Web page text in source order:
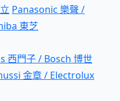
Panasonic 樂聲 /
東芝
西門子 / Bosch 博世
金章 / Electrolux